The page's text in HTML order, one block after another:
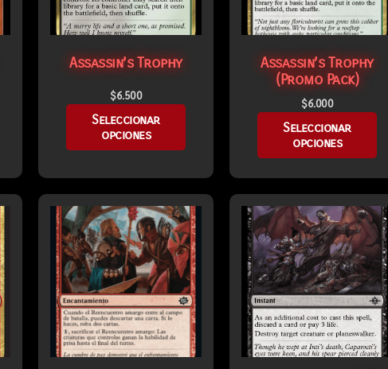
Assassin’s Trophy
$6.500
Seleccionar
opciones
Assassin’s Trophy
(Promo Pack)
$6.000
Seleccionar
opciones